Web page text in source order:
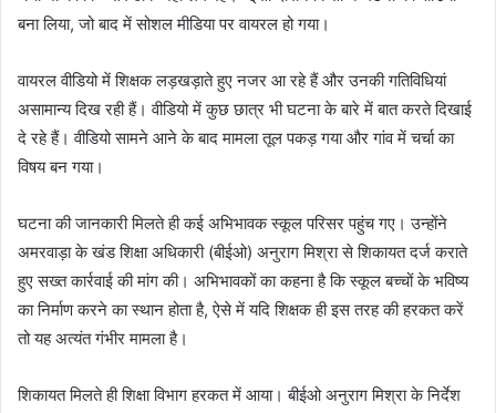
बना लिया, जो बाद में सोशल मीडिया पर वायरल हो गया।
वायरल वीडियो में शिक्षक लड़खड़ाते हुए नजर आ रहे हैं और उनकी गतिविधियां
असामान्य दिख रही हैं। वीडियो में कुछ छात्र भी घटना के बारे में बात करते दिखाई
दे रहे हैं। वीडियो सामने आने के बाद मामला तूल पकड़ गया और गांव में चर्चा का
विषय बन गया।
घटना की जानकारी मिलते ही कई अभिभावक स्कूल परिसर पहुंच गए। उन्होंने
अमरवाड़ा के खंड शिक्षा अधिकारी (बीईओ) अनुराग मिश्रा से शिकायत दर्ज कराते
हुए सख्त कार्रवाई की मांग की। अभिभावकों का कहना है कि स्कूल बच्चों के भविष्य
का निर्माण करने का स्थान होता है, ऐसे में यदि शिक्षक ही इस तरह की हरकत करें
तो यह अत्यंत गंभीर मामला है।
शिकायत मिलते ही शिक्षा विभाग हरकत में आया। बीईओ अनुराग मिश्रा के निर्देश